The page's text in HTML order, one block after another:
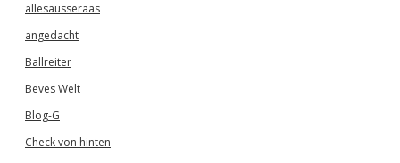
allesausseraas
angedacht
Ballreiter
Beves Welt
Blog-G
Check von hinten